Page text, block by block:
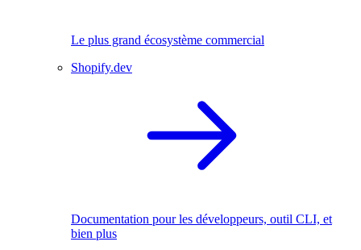
Le plus grand écosystème commercial
Shopify.dev
Documentation pour les développeurs, outil CLI, et
bien plus